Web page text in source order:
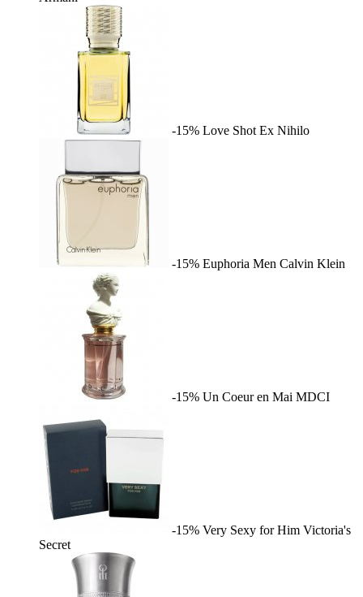
-15% Love Shot Ex Nihilo
-15% Euphoria Men Calvin Klein
-15% Un Coeur en Mai MDCI
-15% Very Sexy for Him Victoria's
Secret